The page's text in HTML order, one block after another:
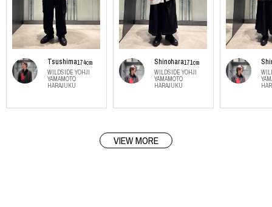
Tsushima174cm
WILDSIDE YOHJI
YAMAMOTO
HARAJUKU
Shinohara171cm
WILDSIDE YOHJI
YAMAMOTO
HARAJUKU
VIEW MORE